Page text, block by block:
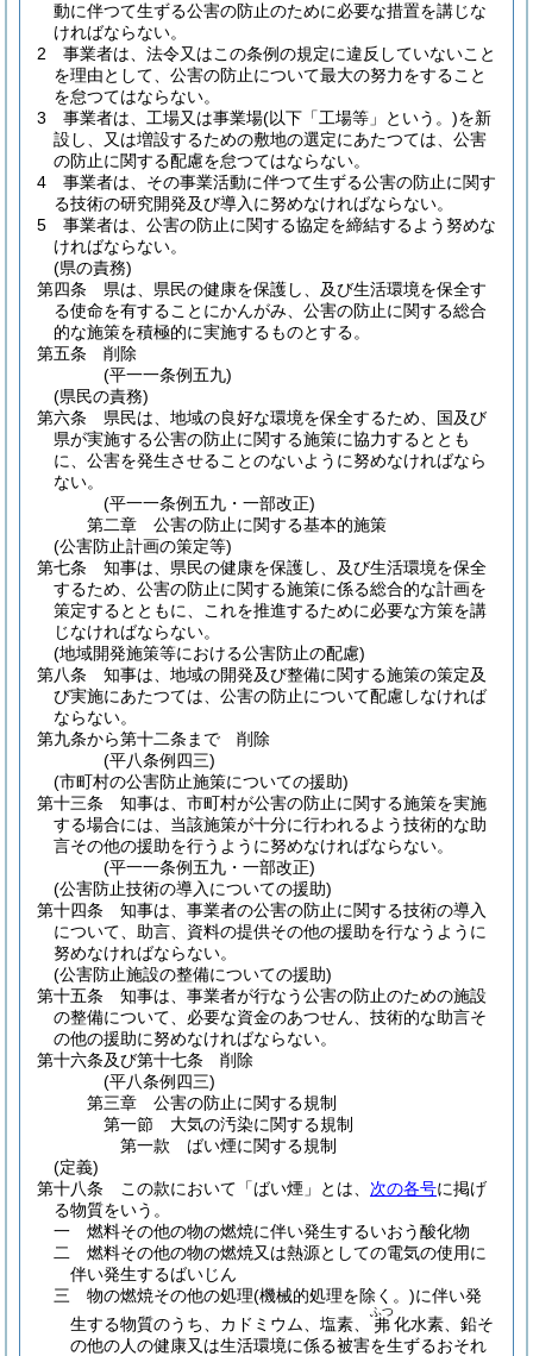
動に伴つて生ずる公害の防止のために必要な措置を講じな
ければならない。
2
事業者は、法令又はこの条例の規定に違反していないこと
を理由として、公害の防止について最大の努力をすること
を怠つてはならない。
3
事業者は、工場又は事業場(以下「工場等」という。)を新
設し、又は増設するための敷地の選定にあたつては、公害
の防止に関する配慮を怠つてはならない。
4
事業者は、その事業活動に伴つて生ずる公害の防止に関す
る技術の研究開発及び導入に努めなければならない。
5
事業者は、公害の防止に関する協定を締結するよう努めな
ければならない。
(県の責務)
第四条
県は、県民の健康を保護し、及び生活環境を保全す
る使命を有することにかんがみ、公害の防止に関する総合
的な施策を積極的に実施するものとする。
第五条
削除
(平一一条例五九)
(県民の責務)
第六条
県民は、地域の良好な環境を保全するため、国及び
県が実施する公害の防止に関する施策に協力するととも
に、公害を発生させることのないように努めなければなら
ない。
(平一一条例五九・一部改正)
第二章
公害の防止に関する基本的施策
(公害防止計画の策定等)
第七条
知事は、県民の健康を保護し、及び生活環境を保全
するため、公害の防止に関する施策に係る総合的な計画を
策定するとともに、これを推進するために必要な方策を講
じなければならない。
(地域開発施策等における公害防止の配慮)
第八条
知事は、地域の開発及び整備に関する施策の策定及
び実施にあたつては、公害の防止について配慮しなければ
ならない。
第九条から第十二条まで
削除
(平八条例四三)
(市町村の公害防止施策についての援助)
第十三条
知事は、市町村が公害の防止に関する施策を実施
する場合には、当該施策が十分に行われるよう技術的な助
言その他の援助を行うように努めなければならない。
(平一一条例五九・一部改正)
(公害防止技術の導入についての援助)
第十四条
知事は、事業者の公害の防止に関する技術の導入
について、助言、資料の提供その他の援助を行なうように
努めなければならない。
(公害防止施設の整備についての援助)
第十五条
知事は、事業者が行なう公害の防止のための施設
の整備について、必要な資金のあつせん、技術的な助言そ
の他の援助に努めなければならない。
第十六条及び第十七条
削除
(平八条例四三)
第三章
公害の防止に関する規制
第一節
大気の汚染に関する規制
第一款
ばい煙に関する規制
(定義)
第十八条
この款において「ばい煙」とは、 次の各号に掲げ
る物質をいう。
一
燃料その他の物の燃焼に伴い発生するいおう酸化物
二
燃料その他の物の燃焼又は熱源としての電気の使用に
伴い発生するばいじん
三
物の燃焼その他の処理(機械的処理を除く。)に伴い発
生する物質のうち、カドミウム、塩素、
弗
ふつ
化水素、鉛そ
の他の人の健康又は生活環境に係る被害を生ずるおそれ